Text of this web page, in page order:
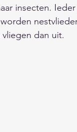
Eten en drinken
insecten.
dan uit.